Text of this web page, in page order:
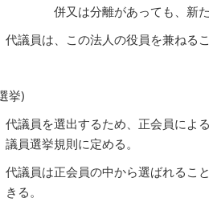
併又は分離があっても、新
代議員は、この法人の役員を兼ねる
挙)
代議員を選出するため、正会員によ
議員選挙規則に定める。
代議員は正会員の中から選ばれるこ
きる。